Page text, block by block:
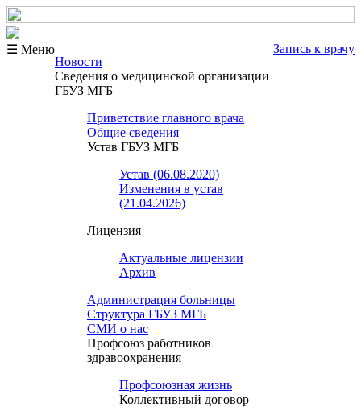
☰ Меню
Запись к врачу
Новости
Сведения о медицинской организации
ГБУЗ МГБ
Приветствие главного врача
Общие сведения
Устав ГБУЗ МГБ
Устав (06.08.2020)
Изменения в устав
(21.04.2026)
Лицензия
Актуальные лицензии
Архив
Администрация больницы
Структура ГБУЗ МГБ
СМИ о нас
Профсоюз работников
здравоохранения
Профсоюзная жизнь
Коллективный договор